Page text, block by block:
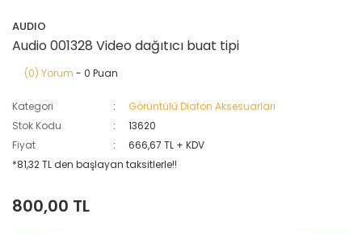
AUDIO
Audio 001328 Video dağıtıcı buat tipi
(0) Yorum - 0 Puan
Kategori
Görüntülü Diafon Aksesuarları
Stok Kodu
13620
Fiyat
666,67 TL + KDV
*81,32 TL den başlayan taksitlerle!!
800,00 TL